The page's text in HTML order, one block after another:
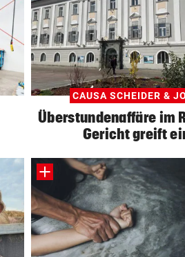
CAUSA SCHEIDER &
Überstundenaffäre im
Gericht greift